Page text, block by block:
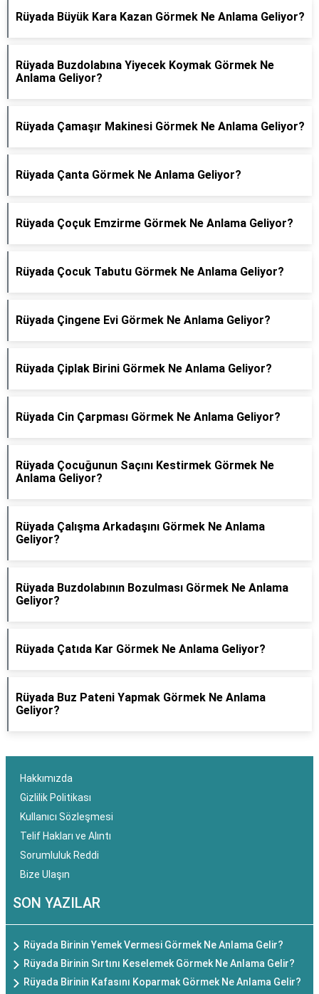
Rüyada Büyük Kara Kazan Görmek Ne Anlama Geliyor?
Rüyada Buzdolabına Yiyecek Koymak Görmek Ne
Anlama Geliyor?
Rüyada Çamaşır Makinesi Görmek Ne Anlama Geliyor?
Rüyada Çanta Görmek Ne Anlama Geliyor?
Rüyada Çoçuk Emzirme Görmek Ne Anlama Geliyor?
Rüyada Çocuk Tabutu Görmek Ne Anlama Geliyor?
Rüyada Çingene Evi Görmek Ne Anlama Geliyor?
Rüyada Çiplak Birini Görmek Ne Anlama Geliyor?
Rüyada Cin Çarpması Görmek Ne Anlama Geliyor?
Rüyada Çocuğunun Saçını Kestirmek Görmek Ne
Anlama Geliyor?
Rüyada Çalışma Arkadaşını Görmek Ne Anlama
Geliyor?
Rüyada Buzdolabının Bozulması Görmek Ne Anlama
Geliyor?
Rüyada Çatıda Kar Görmek Ne Anlama Geliyor?
Rüyada Buz Pateni Yapmak Görmek Ne Anlama
Geliyor?
Hakkımızda
Gizlilik Politikası
Kullanıcı Sözleşmesi
Telif Hakları ve Alıntı
Sorumluluk Reddi
Bize Ulaşın
SON YAZILAR
Rüyada Birinin Yemek Vermesi Görmek Ne Anlama Gelir?
Rüyada Birinin Sırtını Keselemek Görmek Ne Anlama Gelir?
Rüyada Birinin Kafasını Koparmak Görmek Ne Anlama Gelir?